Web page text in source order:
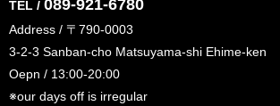
TEL / 089-921-6780
Address / 〒790-0003
3-2-3 Sanban-cho Matsuyama-shi Ehime-ken
Oepn / 13:00-20:00
※our days off is irregular